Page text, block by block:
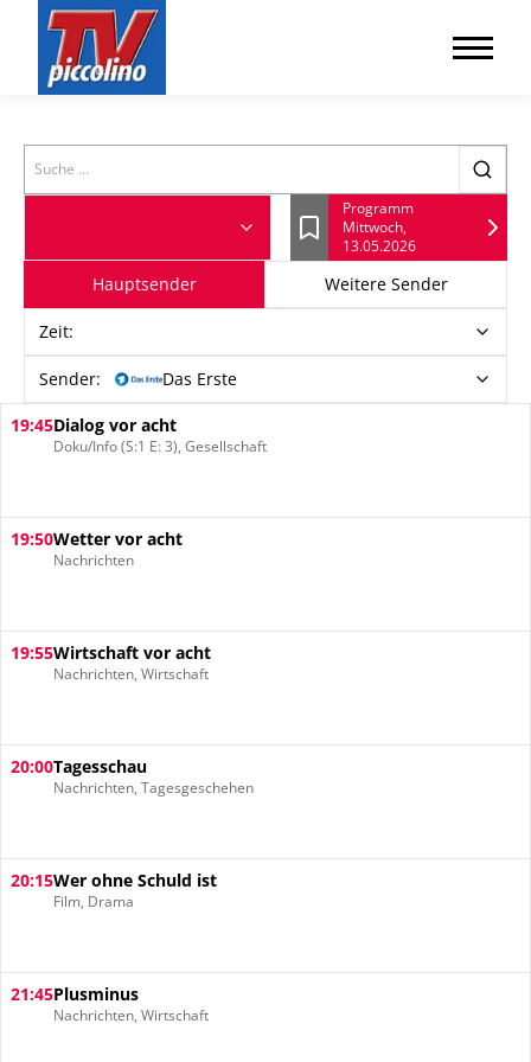
Search
Lesezeichen
Programm
Mittwoch,
13.05.2026
Hauptsender Weitere Sender
Zeit:
Sender: Das Erste
19:45Dialog vor acht
Doku/Info (S:1 E: 3), Gesellschaft
19:50Wetter vor acht
Nachrichten
19:55Wirtschaft vor acht
Nachrichten, Wirtschaft
20:00Tagesschau
Nachrichten, Tagesgeschehen
20:15Wer ohne Schuld ist
Film, Drama
21:45Plusminus
Nachrichten, Wirtschaft